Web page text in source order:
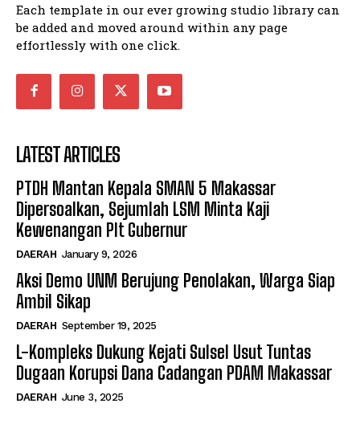
Each template in our ever growing studio library can
be added and moved around within any page
effortlessly with one click.
LATEST ARTICLES
PTDH Mantan Kepala SMAN 5 Makassar
Dipersoalkan, Sejumlah LSM Minta Kaji
Kewenangan Plt Gubernur
DAERAH January 9, 2026
Aksi Demo UNM Berujung Penolakan, Warga Siap
Ambil Sikap
DAERAH September 19, 2025
L-Kompleks Dukung Kejati Sulsel Usut Tuntas
Dugaan Korupsi Dana Cadangan PDAM Makassar
DAERAH June 3, 2025